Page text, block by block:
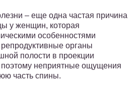
– еще одна частая причина
у женщин, которая
особенностями
органы
полости в проекции
поэтому неприятные ощущения
часть спины.